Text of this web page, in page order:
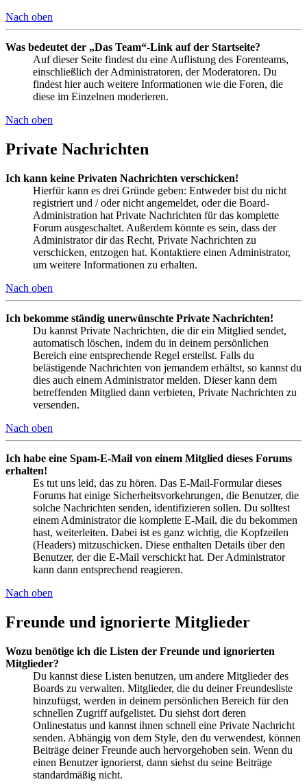
Nach oben
Was bedeutet der „Das Team“-Link auf der Startseite?
Auf dieser Seite findest du eine Auflistung des Forenteams,
einschließlich der Administratoren, der Moderatoren. Du
findest hier auch weitere Informationen wie die Foren, die
diese im Einzelnen moderieren.
Nach oben
Private Nachrichten
Ich kann keine Privaten Nachrichten verschicken!
Hierfür kann es drei Gründe geben: Entweder bist du nicht
registriert und / oder nicht angemeldet, oder die Board-
Administration hat Private Nachrichten für das komplette
Forum ausgeschaltet. Außerdem könnte es sein, dass der
Administrator dir das Recht, Private Nachrichten zu
verschicken, entzogen hat. Kontaktiere einen Administrator,
um weitere Informationen zu erhalten.
Nach oben
Ich bekomme ständig unerwünschte Private Nachrichten!
Du kannst Private Nachrichten, die dir ein Mitglied sendet,
automatisch löschen, indem du in deinem persönlichen
Bereich eine entsprechende Regel erstellst. Falls du
belästigende Nachrichten von jemandem erhältst, so kannst du
dies auch einem Administrator melden. Dieser kann dem
betreffenden Mitglied dann verbieten, Private Nachrichten zu
versenden.
Nach oben
Ich habe eine Spam-E-Mail von einem Mitglied dieses Forums
erhalten!
Es tut uns leid, das zu hören. Das E-Mail-Formular dieses
Forums hat einige Sicherheitsvorkehrungen, die Benutzer, die
solche Nachrichten senden, identifizieren sollen. Du solltest
einem Administrator die komplette E-Mail, die du bekommen
hast, weiterleiten. Dabei ist es ganz wichtig, die Kopfzeilen
(Headers) mitzuschicken. Diese enthalten Details über den
Benutzer, der die E-Mail verschickt hat. Der Administrator
kann dann entsprechend reagieren.
Nach oben
Freunde und ignorierte Mitglieder
Wozu benötige ich die Listen der Freunde und ignorierten
Mitglieder?
Du kannst diese Listen benutzen, um andere Mitglieder des
Boards zu verwalten. Mitglieder, die du deiner Freundesliste
hinzufügst, werden in deinem persönlichen Bereich für den
schnellen Zugriff aufgelistet. Du siehst dort deren
Onlinestatus und kannst ihnen schnell eine Private Nachricht
senden. Abhängig von dem Style, den du verwendest, können
Beiträge deiner Freunde auch hervorgehoben sein. Wenn du
einen Benutzer ignorierst, dann siehst du seine Beiträge
standardmäßig nicht.